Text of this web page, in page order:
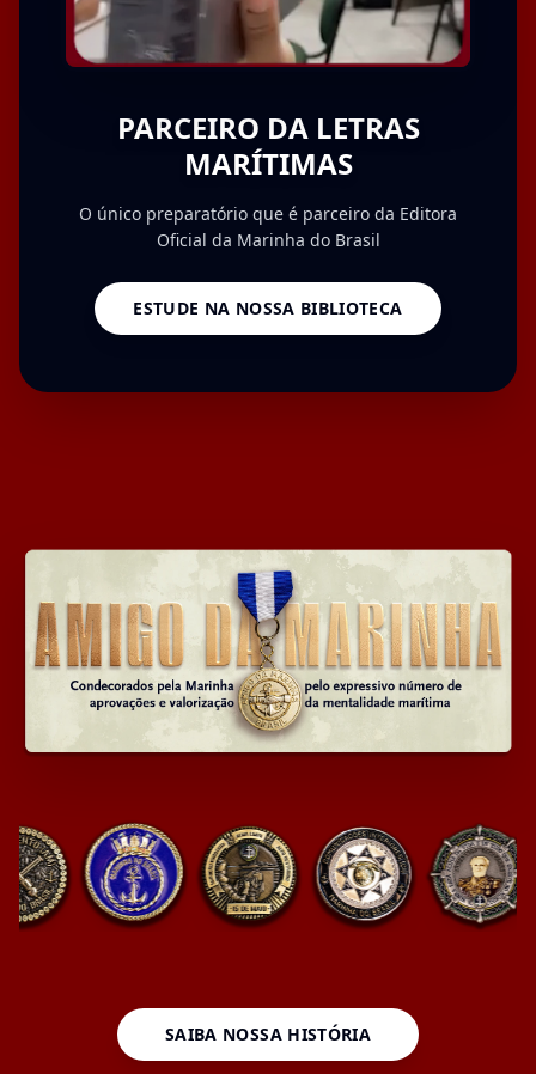
PARCEIRO DA LETRAS
MARÍTIMAS
O único preparatório que é parceiro da Editora
Oficial da Marinha do Brasil
ESTUDE NA NOSSA BIBLIOTECA
SAIBA NOSSA HISTÓRIA